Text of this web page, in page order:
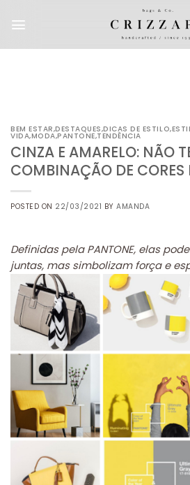
BEM ESTAR,DESTAQUES,DICAS DE ESTILO,
VIDA,MODA,PANTONE,TENDÊNCIA
CINZA E AMARELO: NÃO
COMBINAÇÃO DE CORES
POSTED ON 22/03/2021 BYAMANDA
Definidas pela PANTONE, elas
juntas, mas simbolizam força e